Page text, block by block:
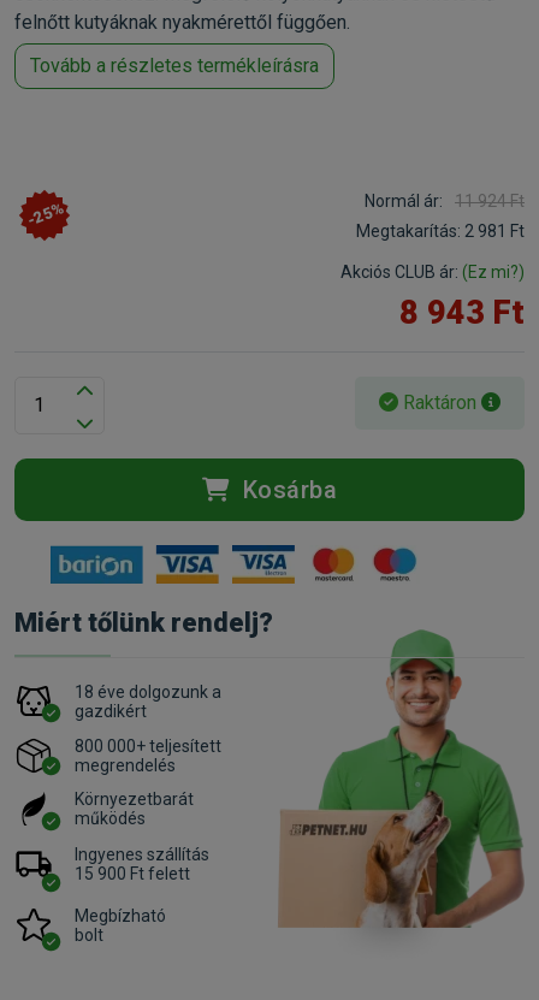
felnőtt kutyáknak nyakmérettől függően.
Tovább a részletes termékleírásra
-25% Normál ár:
11 924 Ft
Megtakarítás: 2 981 Ft
Akciós CLUB ár: (Ez mi?)
8 943 Ft
Raktáron
Kosárba
Miért tőlünk rendelj?
18 éve dolgozunk a
gazdikért
800 000+ teljesített
megrendelés
Környezetbarát
működés
Ingyenes szállítás
15 900 Ft felett
Megbízható
bolt